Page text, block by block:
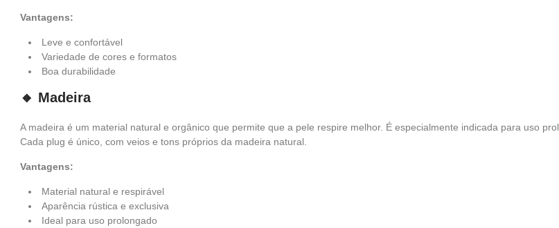
Vantagens:
Leve e confortável
Variedade de cores e formatos
Boa durabilidade
🔸 Madeira
A madeira é um material natural e orgânico que permite que a pele respire melhor. É especialmente indicada para uso
Cada plug é único, com veios e tons próprios da madeira natural.
Vantagens:
Material natural e respirável
Aparência rústica e exclusiva
Ideal para uso prolongado